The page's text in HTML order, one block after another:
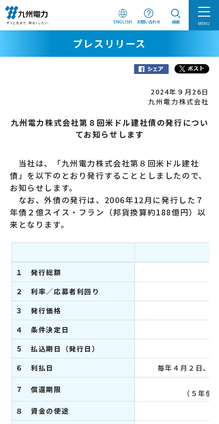
ENGLISH お問い合わせ 検索 MENU
プレスリリース
2024年９月26日
九州電力株式会社
九州電力株式会社第８回米ドル建社債の発行につい
てお知らせします
当社は、「九州電力株式会社第８回米ドル建社
債」を以下のとおり発行することとしましたので、
お知らせします。
なお、外債の発行は、2006年12月に発行した７
年債２億スイス・フラン（邦貨換算約188億円）以
来となります。
１ 発行総額
２ 利率／応募者利回り
３ 発行価格
４ 条件決定日
５ 払込期日（発行日）
６ 利払日
毎年４月２日、
７ 償還期限
（５年
８ 資金の使途